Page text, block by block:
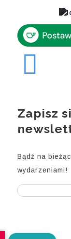
Zapisz
Bądź na
wydarzeniami!